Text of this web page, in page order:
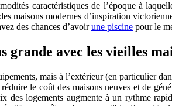
caractéristiques de l’époque à
maisons modernes d’inspiration
des chances d’avoirune piscine pour le
avec les vieilles
mais à l’extérieur (en particulier
le coût des maisons neuves et de
des logements augmente à un rythme